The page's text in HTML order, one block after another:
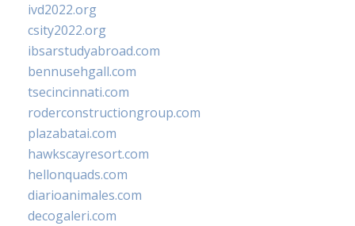
ivd2022.org
csity2022.org
ibsarstudyabroad.com
bennusehgall.com
tsecincinnati.com
roderconstructiongroup.com
plazabatai.com
hawkscayresort.com
hellonquads.com
diarioanimales.com
decogaleri.com